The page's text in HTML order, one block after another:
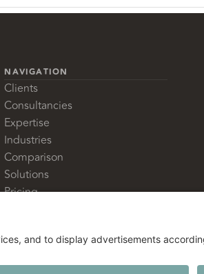
NAVIGATION
Clients
Consultancies
Expertise
Industries
Comparison
Solutions
Pricing